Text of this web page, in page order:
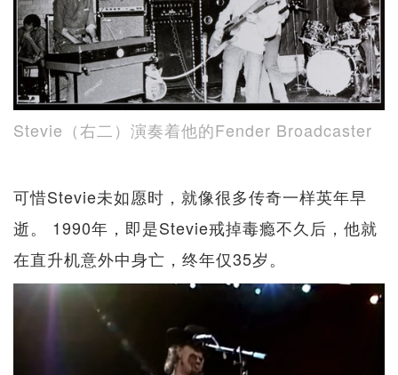
Stevie（右二）演奏着他的Fender Broadcaster
可惜Stevie未如愿时，就像很多传奇一样英年早
逝。 1990年，即是Stevie戒掉毒瘾不久后，他就
在直升机意外中身亡，终年仅35岁。